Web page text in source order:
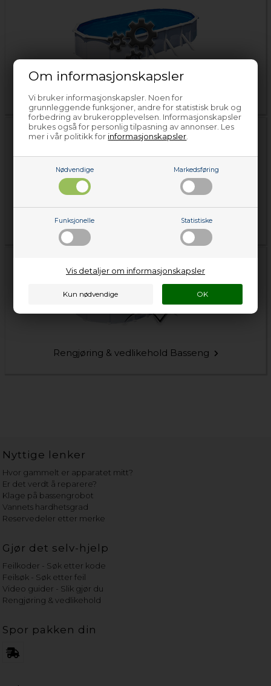
Om informasjonskapsler
Vi bruker informasjonskapsler. Noen for
grunnleggende funksjoner, andre for statistisk bruk og
forbedring av brukeropplevelsen. Informasjonskapsler
brukes også for personlig tilpasning av annonser. Les
mer i vår politikk for informasjonskapsler
Nødvendige Markedsføring
Funksjonelle Statistiske
Vis detaljer om informasjonskapsler
Slik fungerer ditt basseng
Hvor gammel er min hvitevare?
Rengjøring & vedlikehold Basseng
Nyttige lenker
Hvor gammelt er apparatet mitt?
Er det verdt å reparere?
Klage på bassengrobot
Vannets hardhetsgrad
Reservedeler etter merke
Gjør det selv-hjelp
Feilkoder - Søk etter kode
Feilsøk - Søk etter feil
Video guider - Slik gjør du
Rengjøring & vedlikehold
Spor pakken din